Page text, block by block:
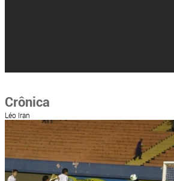
Crônica
Léo Iran